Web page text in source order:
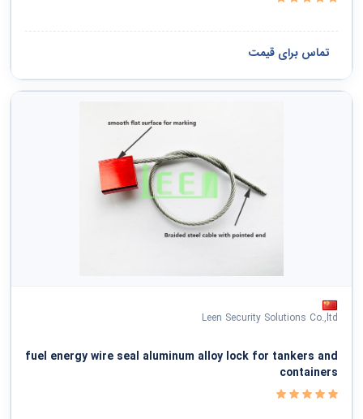
تماس برای قیمت
Leen Security Solutions Co.,ltd
fuel energy wire seal aluminum alloy lock for tankers and
containers